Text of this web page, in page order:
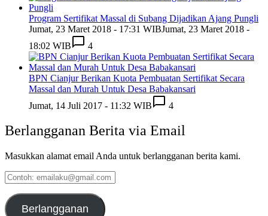
Program Sertifikat Massal di Subang Dijadikan Ajang Pungli
Jumat, 23 Maret 2018 - 17:31 WIBJumat, 23 Maret 2018 -
18:02 WIB
4
BPN Cianjur Berikan Kuota Pembuatan Sertifikat Secara
Massal dan Murah Untuk Desa Babakansari
Jumat, 14 Juli 2017 - 11:32 WIB
4
Berlangganan Berita via Email
Masukkan alamat email Anda untuk berlangganan berita kami.
Contoh:
emailaku@gmail.com
Berlangganan